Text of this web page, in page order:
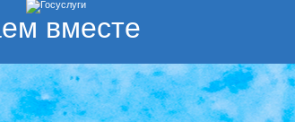
вместе